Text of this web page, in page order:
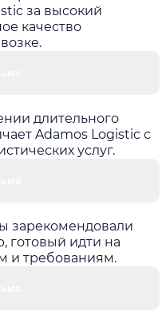
за высокий
качество
длительного
Adamos Logistic с
услуг.
зарекомендовали
готовый идти на
и требованиям.